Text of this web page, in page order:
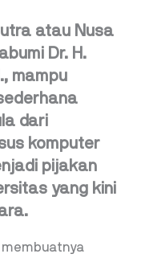
atau Nusa
Dr. H.
mampu
dari
komputer
pijakan
yang kini